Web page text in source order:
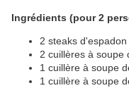
Ingrédients (pour 2
2 steaks
2 cuillères à soupe
1 cuillère à soupe
1 cuillère à soupe